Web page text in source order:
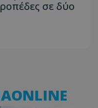
σε δύο